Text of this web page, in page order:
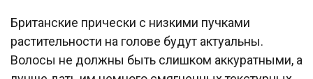
Британские прически с низкими пучками
растительности на голове будут актуальны.
Волосы не должны быть слишком аккуратными, а